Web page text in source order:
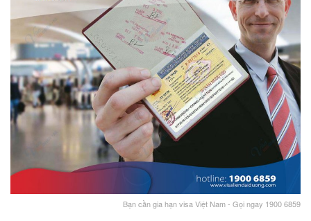
Bạn cần gia hạn visa Việt Nam - Gọi ngay 1900 6859